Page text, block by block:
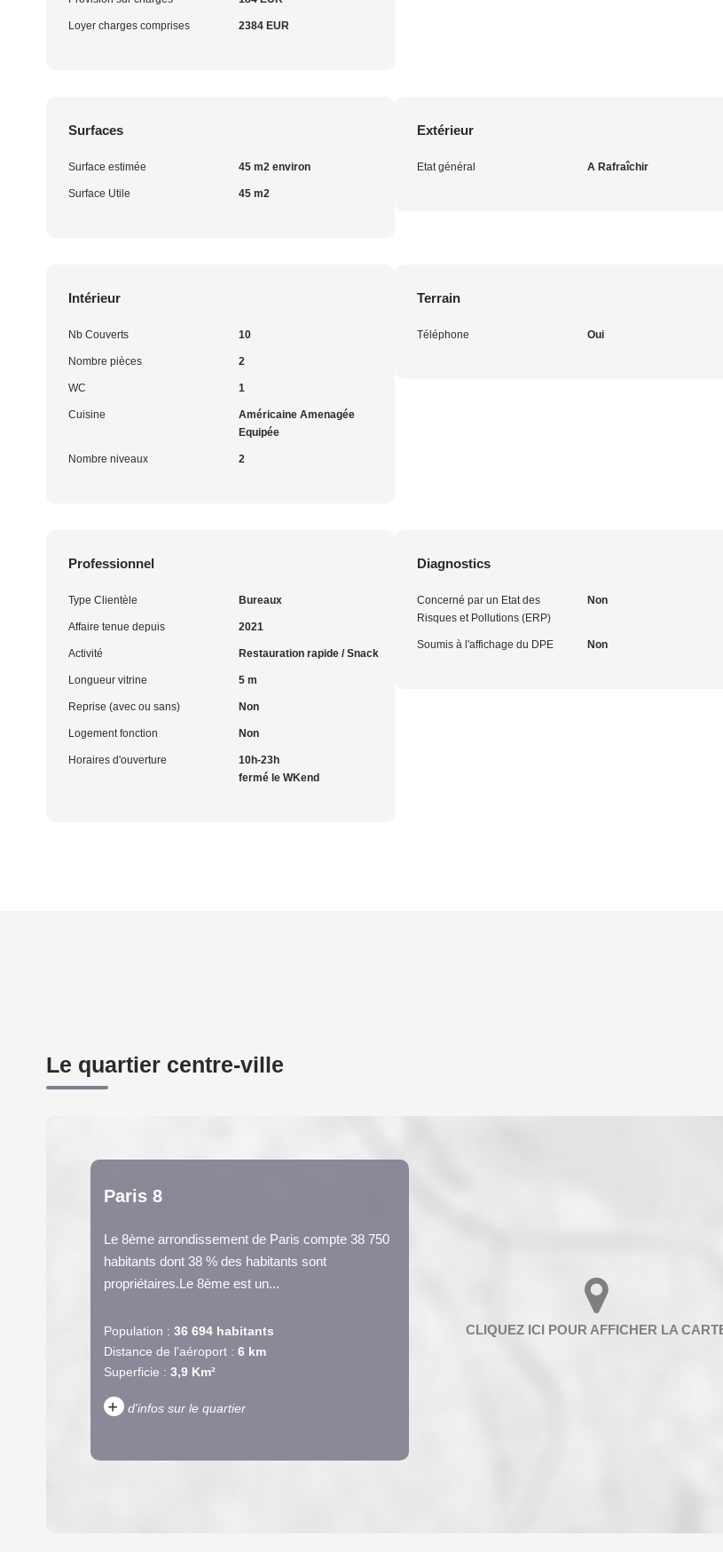
Loyer charges comprises 2384 EUR
Surfaces
Surface estimée 45 m2 environ
Surface Utile 45 m2
Extérieur
Etat général A Rafraîchir
Intérieur
Nb Couverts 10
Nombre pièces 2
WC 1
Cuisine
Américaine Amenagée
Equipée
Nombre niveaux 2
Terrain
Téléphone Oui
Professionnel
Type Clientèle Bureaux
Affaire tenue depuis 2021
Activité Restauration rapide / Snack
Longueur vitrine 5 m
Reprise (avec ou sans) Non
Logement fonction Non
Horaires d'ouverture
10h-23h
fermé le WKend
Diagnostics
Concerné par un Etat des
Risques et Pollutions (ERP)
Non
Soumis à l'affichage du DPE Non
Le quartier centre-ville
Paris 8
Le 8ème arrondissement de Paris compte 38 750
habitants dont 38 % des habitants sont
propriétaires.Le 8ème est un...
Population : 36 694 habitants
Distance de l'aéroport : 6 km
Superficie : 3,9 Km²
+ d'infos sur le quartier